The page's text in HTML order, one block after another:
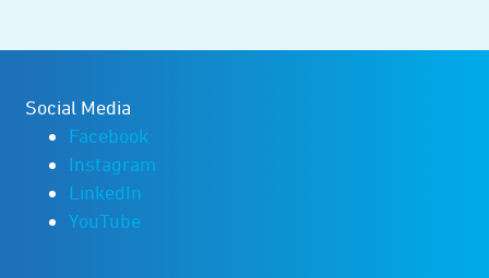
Social Media
Facebook
Instagram
LinkedIn
YouTube